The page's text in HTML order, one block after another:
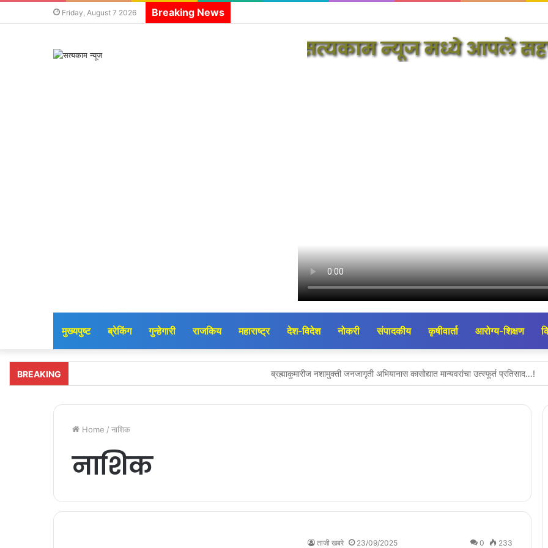
Friday, August 7 2026 Breaking News
सत्यकाम न्यूज मध्ये आपले सहर्ष
मुख्यपुष्ट ब्रेकिंग गुन्हेगारी राजकिय महाराष्ट्र देश-विदेश नोकरी संपादकीय कृषीवार्ता आरोग्य-शिक्षण
BREAKING ब्रह्माकुमारीज नशामुक्ती जनजागृती अभियानास कासोद्यात मान्यवरांचा उत्स्फूर्त प्रतिसाद…!
अतिवृष्टीग्रस्त भागाची मंत्र्यांकडून पाहणी; आमदार ॲड. अमोलदादा पाटील यांनी मांडल्या शेतकरी व नागरिकांच्या
माझा एरंडोल मतदारसंघासाठी “सरसकट विशेष मदत पॅकेज” जाहीर करा – आमदार ॲड. अमोलदादा पाटील यांची
एरंडोल मतदार संघातील SIR चे काम 100% पूर्ण; मतदान नोंदणी अधिकारी व BLO यांचा सत्कार कार्यक्रम
मतदार यादी पुनर्निरीक्षणात कासोदा गावाचा 192 यादी चे 100% टप्पा पूर्ण; BLO युनूस सर यांच्या
Home / नाशिक
नाशिक
ताजी खबरे 23/09/2025 0 233